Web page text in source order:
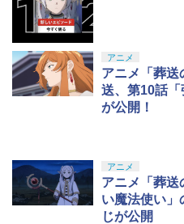
アニメ
アニメ「葬送
送、第10話
が公開！
アニメ
アニメ「葬送
い魔法使い」
じが公開